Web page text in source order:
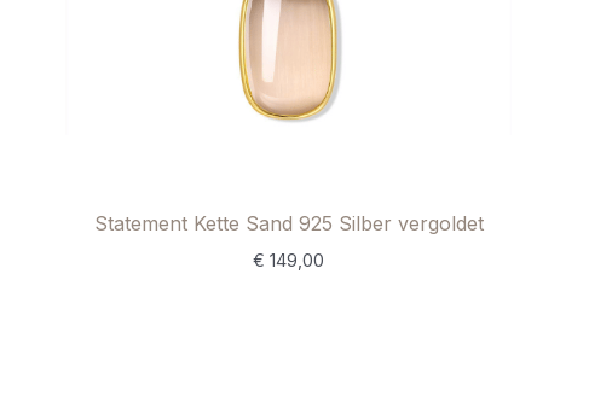
Statement Kette Sand 925 Silber vergoldet
€ 149,00